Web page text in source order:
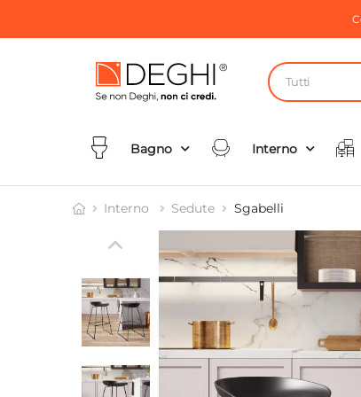
Tutti
Bagno Interno
Interno Sedute Sgabelli